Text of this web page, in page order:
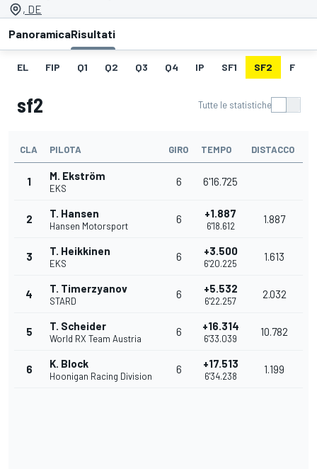
, DE
PanoramicaRisultati
EL FIP Q1 Q2 Q3 Q4 IP SF1 SF2 F
sf2 Tutte le statistiche
CLA PILOTA GIRO TEMPO DISTACCO
1 M. Ekström
EKS
6 6'16.725
2 T. Hansen
Hansen Motorsport
6 +1.887
6'18.612
1.887
3 T. Heikkinen
EKS
6 +3.500
6'20.225
1.613
4 T. Timerzyanov
STARD
6 +5.532
6'22.257
2.032
5 T. Scheider
World RX Team Austria
6 +16.314
6'33.039
10.782
6 K. Block
Hoonigan Racing Division
6 +17.513
6'34.238
1.199